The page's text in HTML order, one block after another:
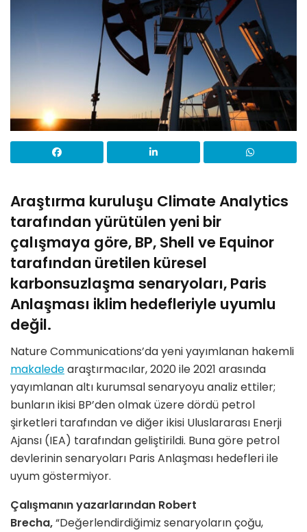
Araştırma kuruluşu Climate Analytics
tarafından yürütülen yeni bir
çalışmaya göre, BP, Shell ve Equinor
tarafından üretilen küresel
karbonsuzlaşma senaryoları, Paris
Anlaşması iklim hedefleriyle uyumlu
değil.
Nature Communications’da yeni yayımlanan hakemli
makaledearaştırmacılar, 2020 ile 2021 arasında
yayımlanan altı kurumsal senaryoyu analiz ettiler;
bunların ikisi BP’den olmak üzere dördü petrol
şirketleri tarafından ve diğer ikisi Uluslararası Enerji
Ajansı (IEA) tarafından geliştirildi. Buna göre petrol
devlerinin senaryoları Paris Anlaşması hedefleri ile
uyum göstermiyor.
Çalışmanın yazarlarından Robert
Brecha,“Değerlendirdiğimiz senaryoların çoğu,